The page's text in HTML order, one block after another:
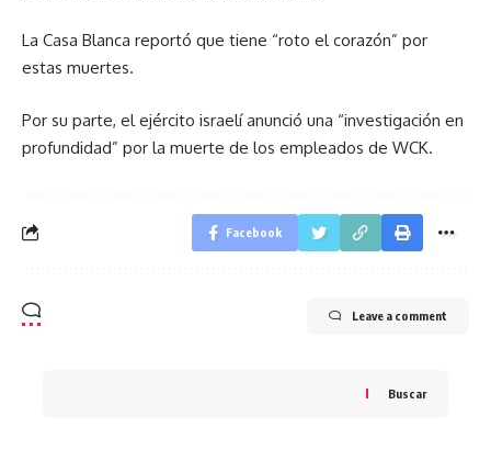
La Casa Blanca reportó que tiene roto el corazón por
estas muertes.
Por su parte, el ejército israelí anunció una investigación en
profundidad por la muerte de los empleados de WCK.
Facebook
Leave a comment
Buscar